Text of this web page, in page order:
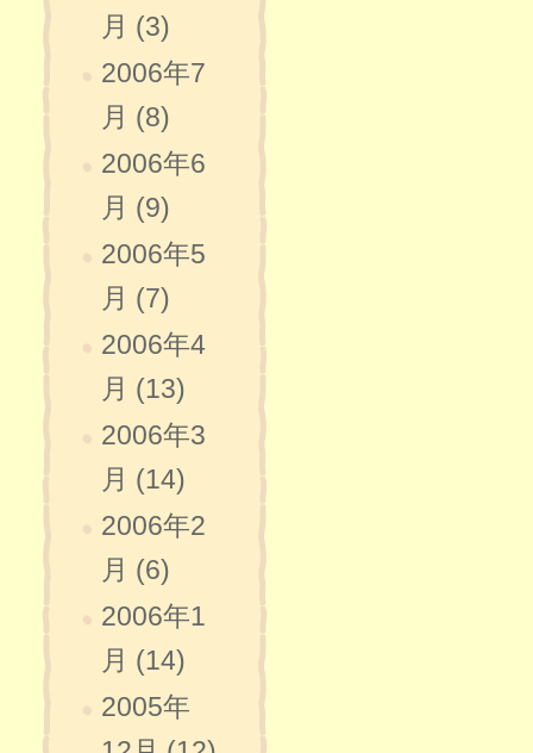
月 (3)
2006年7
月 (8)
2006年6
月 (9)
2006年5
月 (7)
2006年4
月 (13)
2006年3
月 (14)
2006年2
月 (6)
2006年1
月 (14)
2005年